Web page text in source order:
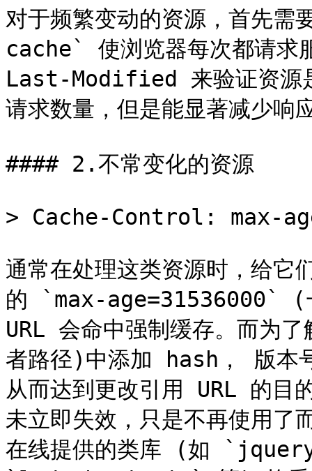
对于频繁变动的资源，首
cache` 使浏览器每次都请求
Last-Modified 来验证资源
请求数量，但是能显著减少响
#### 2.不常变化的资源
> Cache-Control: max-
通常在处理这类资源时，给
的 `max-age=31536000` (
URL 会命中强制缓存。而为
者路径)中添加 hash， 版本
从而达到更改引用 URL 的目
未立即失效，只是不再使用了
在线提供的类库 (如